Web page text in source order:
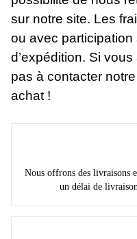
sur notre site. Les
ou avec
d’expédition. Si
pas à contacter
achat !
Nous offrons des livraisons
un délai de